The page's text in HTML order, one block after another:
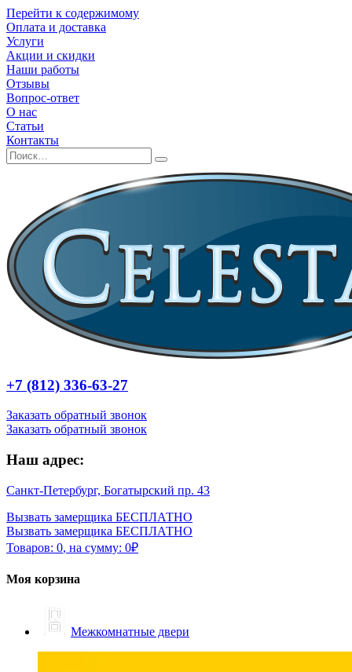
Перейти к содержимому
Оплата и доставка
Услуги
Акции и скидки
Наши работы
Отзывы
Вопрос-ответ
О нас
Статьи
Контакты
+7 (812) 336-63-27
Заказать обратный звонок
Заказать обратный звонок
Наш адрес:
Санкт-Петербург, Богатырский пр. 43
Вызвать замерщика БЕСПЛАТНО
Вызвать замерщика БЕСПЛАТНО
Товаров: 0, на сумму: 0₽
Моя корзина
Межкомнатные двери